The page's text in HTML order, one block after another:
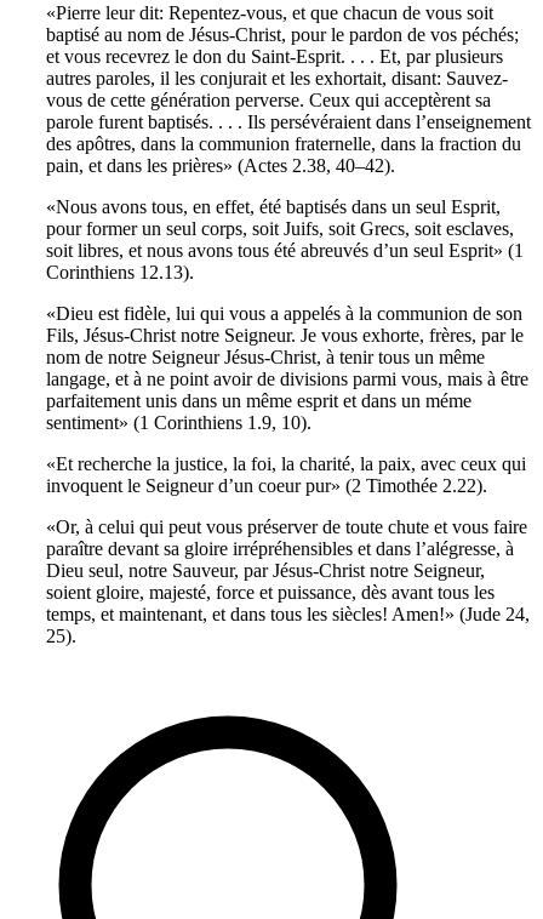
«Pierre leur dit: Repentez-vous, et que chacun de vous soit
baptisé au nom de Jésus-Christ, pour le pardon de vos péchés;
et vous recevrez le don du Saint-Esprit. . . . Et, par plusieurs
autres paroles, il les conjurait et les exhortait, disant: Sauvez-
vous de cette génération perverse. Ceux qui acceptèrent sa
parole furent baptisés. . . . Ils persévéraient dans l’enseignement
des apôtres, dans la communion fraternelle, dans la fraction du
pain, et dans les prières» (Actes 2.38, 40–42).
«Nous avons tous, en effet, été baptisés dans un seul Esprit,
pour former un seul corps, soit Juifs, soit Grecs, soit esclaves,
soit libres, et nous avons tous été abreuvés d’un seul Esprit» (1
Corinthiens 12.13).
«Dieu est fidèle, lui qui vous a appelés à la communion de son
Fils, Jésus-Christ notre Seigneur. Je vous exhorte, frères, par le
nom de notre Seigneur Jésus-Christ, à tenir tous un même
langage, et à ne point avoir de divisions parmi vous, mais à être
parfaitement unis dans un même esprit et dans un méme
sentiment» (1 Corinthiens 1.9, 10).
«Et recherche la justice, la foi, la charité, la paix, avec ceux qui
invoquent le Seigneur d’un coeur pur» (2 Timothée 2.22).
«Or, à celui qui peut vous préserver de toute chute et vous faire
paraître devant sa gloire irrépréhensibles et dans l’alégresse, à
Dieu seul, notre Sauveur, par Jésus-Christ notre Seigneur,
soient gloire, majesté, force et puissance, dès avant tous les
temps, et maintenant, et dans tous les siècles! Amen!» (Jude 24,
25).